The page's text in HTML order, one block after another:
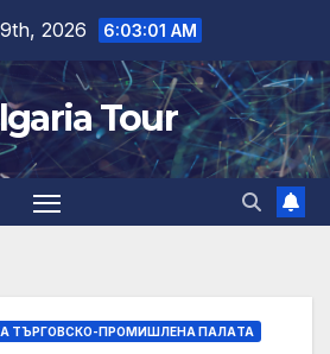
2026 6:03:02 AM
Tour
ТЪРГОВСКО-ПРОМИШЛЕНА ПАЛAТА